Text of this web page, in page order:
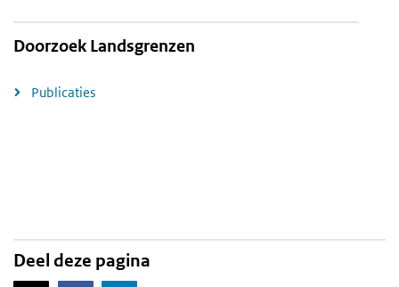
Doorzoek Landsgrenzen
Publicaties
Deel deze pagina